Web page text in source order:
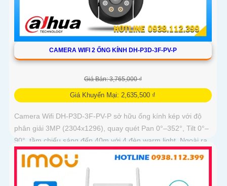
CAMERA WIFI 2 ỐNG KÍNH DH-P3D-3F-PV-P
Giá Bán: 3,765,000 ₫
Giá Khuyến Mại: 2,635,500 ₫
Camera Wifi DH-P3D-3F-PV-P sở hữu ống kính kép với độ
phân giải 3MP (2304x1296), quay quét Pan 0°–352°, Tilt 0°–
90°, tầm chiếu sáng đến 40m với 4 đèn warm light. Ngoài ra,
mẫu camera này còn đạt chuẩn chống nước IP66, hỗ trợ thẻ
nhớ tối đa 256GB, kết nối Wi-Fi 2